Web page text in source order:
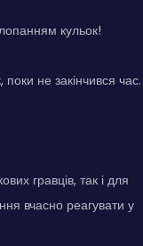
кульок!
не закінчився час.
гравців, так і для
вчасно реагувати у